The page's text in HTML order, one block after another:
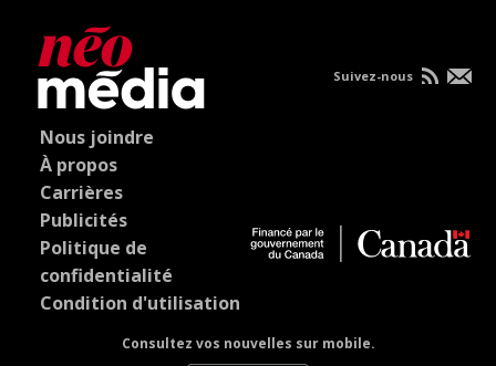
Nous joindre
À propos
Carrières
Publicités
Politique de
confidentialité
Condition d'utilisation
Consultez vos nouvelles sur mobile.
Suivez-nous